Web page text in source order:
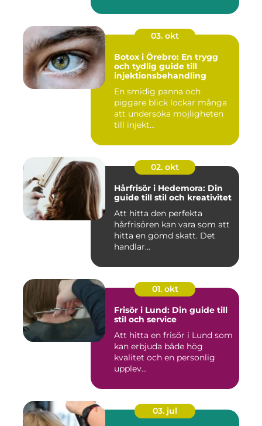
03. okt
Botox i Örebro: En trygg
och tydlig guide till
injektionsbehandling
En smidig panna och
piggare blick lockar många
att undersöka möjligheten
till injekt...
02. okt
Hårfrisör i Hedemora: Din
guide till stil och kreativitet
Att hitta den perfekta
hårfrisören kan vara som att
hitta en gömd skatt. Det
handlar...
01. okt
Frisör i Lund: Din guide till
stil och service
Att hitta en frisör i Lund som
kan erbjuda både hög
kvalitet och en personlig
upplev...
03. jul